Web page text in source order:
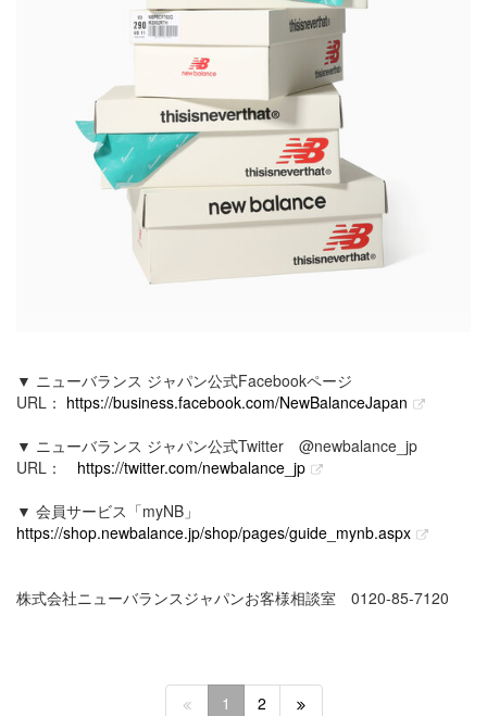
▼ ニューバランス ジャパン公式Facebookページ
URL： https://business.facebook.com/NewBalanceJapan
▼ ニューバランス ジャパン公式Twitter @newbalance_jp
URL： https://twitter.com/newbalance_jp
▼ 会員サービス「myNB」
https://shop.newbalance.jp/shop/pages/guide_mynb.aspx
株式会社ニューバランスジャパンお客様相談室 0120-85-7120
1 2